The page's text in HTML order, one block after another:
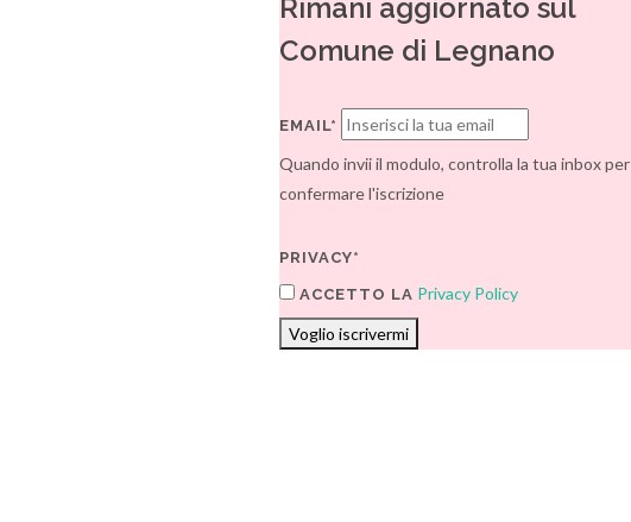
Rimani aggiornato sul
Comune di Legnano
EMAIL*
Quando invii il modulo, controlla la tua inbox per
confermare l'iscrizione
PRIVACY*
ACCETTO LA Privacy Policy
Voglio iscrivermi